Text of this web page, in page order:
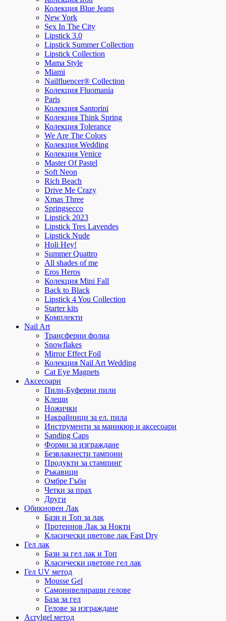
Колекция Blue Jeans
New York
Sex In The City
Lipstick 3.0
Lipstick Summer Collection
Lipstick Collection
Mama Style
Miami
Nailfluencer® Collection
Колекция Fluomania
Paris
Колекция Santorini
Колекция Think Spring
Колекция Tolerance
We Are The Colors
Колекция Wedding
Колекция Venice
Master Of Pastel
Soft Neon
Rich Beach
Drive Me Crazy
Xmas Three
Springsecco
Lipstick 2023
Lipstick Tres Lavendes
Lipstick Nude
Holi Hey!
Summer Quattro
All shades of me
Eros Heros
Колекция Mini Fall
Back to Black
Lipstick 4 You Collection
Starter kits
Комплекти
Nail Art
Трансферни фолиа
Snowflakes
Mirror Effect Foil
Колекция Nail Art Wedding
Cat Eye Magnets
Аксесоари
Пили-Буферни пили
Клещи
Ножички
Накрайници за ел. пила
Инструменти за маникюр и аксесоари
Sanding Caps
Форми за изграждане
Безвлакнести тампони
Продукти за стампинг
Ръкавици
Омбре Гъби
Четки за прах
Други
Обикновен Лак
Бази и Топ за лак
Протеинов Лак за Нокти
Класически цветове лак Fast Dry
Гел лак
Бази за гел лак и Топ
Класически цветове гел лак
Гел UV метод
Mousse Gel
Самонивелиращи гелове
База за гел
Гелове за изграждане
Acrylgel метод